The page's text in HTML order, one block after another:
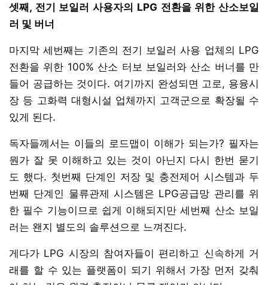
셋째, 전기 보일러 사용자의 LPG 전환을 위한 산소보일
러 및 버너
마지막 세번째는 기존의 전기 보일러 사용 업체의 LPG
전환을 위한 100% 산소 터보 보일러와 산소 버너를 만
들어 공급하는 것이다. 여기까지 완성되면 고로, 용융시
장 등 고화력 대형시설 업체까지 고객군으로 확장될 수
있게 된다.
독자들께서는 이들의 로드맵이 이해가 되는가? 필자는
뭔가 잘 못 이해하고 있는 것이 아닌지 다시 한번 묻기
도 했다. 첫번째 단계인 저장 및 충전제어 시스템과 두
번째 단계인 물류관제 시스템은 LPG공급망 관리를 위
한 필수 기능이므로 쉽게 이해되지만 세번째 산소 보일
러는 왠지 별도의 솔루션으로 느껴진다.
게다가 LPG 시장의 참여자들이 편리하고 신속하게 거
래를 할 수 있는 플랫폼이 되기 위해서 가장 먼저 갖춰